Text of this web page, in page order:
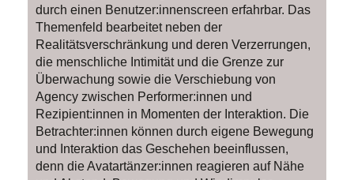
durch einen Benutzer:innenscreen erfahrbar. Das
Themenfeld bearbeitet neben der
Realitätsverschränkung und deren Verzerrungen,
die menschliche Intimität und die Grenze zur
Überwachung sowie die Verschiebung von
Agency zwischen Performer:innen und
Rezipient:innen in Momenten der Interaktion. Die
Betrachter:innen können durch eigene Bewegung
und Interaktion das Geschehen beeinflussen,
denn die Avatartänzer:innen reagieren auf Nähe